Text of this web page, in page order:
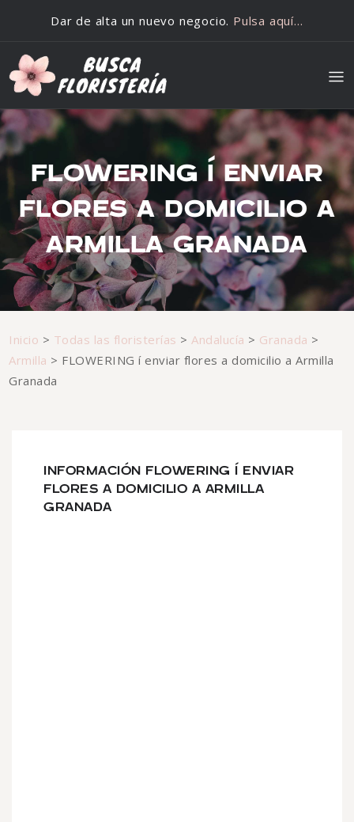
Dar de alta un nuevo negocio. Pulsa aquí…
FLOWERING Í ENVIAR
FLORES A DOMICILIO A
ARMILLA GRANADA
Inicio > Todas las floristerías > Andalucía > Granada >
Armilla > FLOWERING í enviar flores a domicilio a Armilla
Granada
INFORMACIÓN FLOWERING Í ENVIAR
FLORES A DOMICILIO A ARMILLA
GRANADA